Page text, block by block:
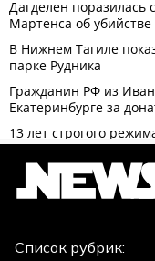
Список рубрик: